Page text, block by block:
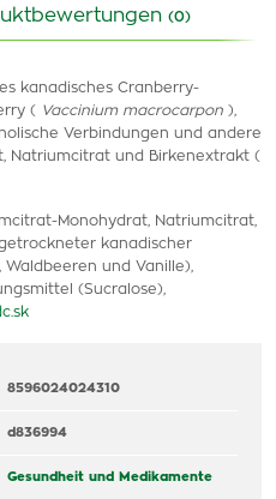
(0)
kanadisches Cranberry-
( Vaccinium macrocarpon ),
Verbindungen und andere
Natriumcitrat und Birkenextrakt (
Monohydrat, Natriumcitrat,
kanadischer
und Vanille),
(Sucralose),
8596024024310
d836994
Gesundheit und Medikamente